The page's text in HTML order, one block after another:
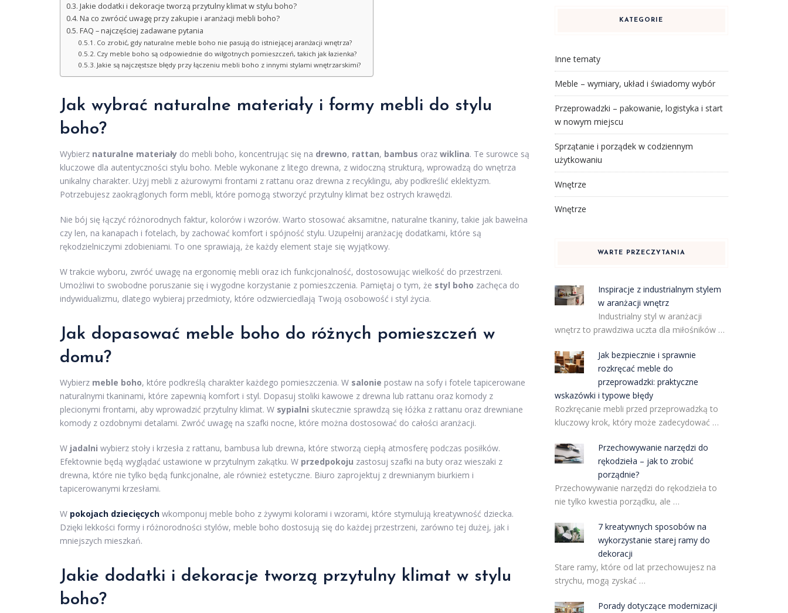
Jakie dodatki i dekoracje tworzą przytulny klimat w stylu boho?
Na co zwrócić uwagę przy zakupie i aranżacji mebli boho?
FAQ – najczęściej zadawane pytania
Co zrobić, gdy naturalne meble boho nie pasują do istniejącej aranżacji wnętrza?
Czy meble boho są odpowiednie do wilgotnych pomieszczeń, takich jak łazienka?
Jakie są najczęstsze błędy przy łączeniu mebli boho z innymi stylami wnętrzarskimi?
Jak wybrać naturalne materiały i formy mebli do stylu
boho?
Wybierz naturalne materiały do mebli boho, koncentrując się na drewno, rattan, bambus oraz wiklina. Te surowce są
kluczowe dla autentyczności stylu boho. Meble wykonane z litego drewna, z widoczną strukturą, wprowadzą do wnętrza
unikalny charakter. Użyj mebli z ażurowymi frontami z rattanu oraz drewna z recyklingu, aby podkreślić eklektyzm.
Potrzebujesz zaokrąglonych form mebli, które pomogą stworzyć przytulny klimat bez ostrych krawędzi.
Nie bój się łączyć różnorodnych faktur, kolorów i wzorów. Warto stosować aksamitne, naturalne tkaniny, takie jak bawełna
czy len, na kanapach i fotelach, by zachować komfort i spójność stylu. Uzupełnij aranżację dodatkami, które są
rękodzielniczymi zdobieniami. To one sprawiają, że każdy element staje się wyjątkowy.
W trakcie wyboru, zwróć uwagę na ergonomię mebli oraz ich funkcjonalność, dostosowując wielkość do przestrzeni.
Umożliwi to swobodne poruszanie się i wygodne korzystanie z pomieszczenia. Pamiętaj o tym, że styl boho zachęca do
indywidualizmu, dlatego wybieraj przedmioty, które odzwierciedlają Twoją osobowość i styl życia.
Jak dopasować meble boho do różnych pomieszczeń w
domu?
Wybierz meble boho, które podkreślą charakter każdego pomieszczenia. W salonie postaw na sofy i fotele tapicerowane
naturalnymi tkaninami, które zapewnią komfort i styl. Dopasuj stoliki kawowe z drewna lub rattanu oraz komody z
plecionymi frontami, aby wprowadzić przytulny klimat. W sypialni skutecznie sprawdzą się łóżka z rattanu oraz drewniane
komody z ozdobnymi detalami. Zwróć uwagę na szafki nocne, które można dostosować do całości aranżacji.
W jadalni wybierz stoły i krzesła z rattanu, bambusa lub drewna, które stworzą ciepłą atmosferę podczas posiłków.
Efektownie będą wyglądać ustawione w przytulnym zakątku. W przedpokoju zastosuj szafki na buty oraz wieszaki z
drewna, które nie tylko będą funkcjonalne, ale również estetyczne. Biuro zaprojektuj z drewnianym biurkiem i
tapicerowanymi krzesłami.
W pokojach dziecięcych wkomponuj meble boho z żywymi kolorami i wzorami, które stymulują kreatywność dziecka.
Dzięki lekkości formy i różnorodności stylów, meble boho dostosują się do każdej przestrzeni, zarówno tej dużej, jak i
mniejszych mieszkań.
Jakie dodatki i dekoracje tworzą przytulny klimat w stylu
boho?
KATEGORIE
Inne tematy
Meble – wymiary, układ i świadomy wybór
Przeprowadzki – pakowanie, logistyka i start
w nowym miejscu
Sprzątanie i porządek w codziennym
użytkowaniu
Wnętrze
Wnętrze
WARTE PRZECZYTANIA
Inspiracje z industrialnym stylem
w aranżacji wnętrz
Industrialny styl w aranżacji
wnętrz to prawdziwa uczta dla miłośników …
Jak bezpiecznie i sprawnie
rozkręcać meble do
przeprowadzki: praktyczne
wskazówki i typowe błędy
Rozkręcanie mebli przed przeprowadzką to
kluczowy krok, który może zadecydować …
Przechowywanie narzędzi do
rękodzieła – jak to zrobić
porządnie?
Przechowywanie narzędzi do rękodzieła to
nie tylko kwestia porządku, ale …
7 kreatywnych sposobów na
wykorzystanie starej ramy do
dekoracji
Stare ramy, które od lat przechowujesz na
strychu, mogą zyskać …
Porady dotyczące modernizacji